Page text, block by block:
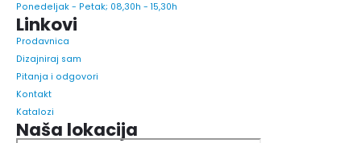
Ponedeljak - Petak; 08,30h - 15,30h
Linkovi
Prodavnica
Dizajniraj sam
Pitanja i odgovori
Kontakt
Katalozi
Naša lokacija